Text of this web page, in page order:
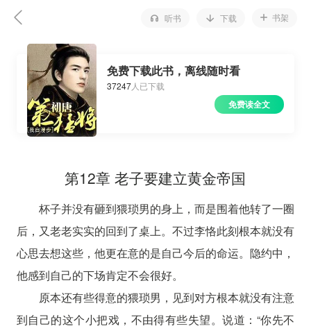
听书 下载 书架
免费下载此书，离线随时看
37247人已下载
免费读全文
第12章 老子要建立黄金帝国
杯子并没有砸到猥琐男的身上，而是围着他转了一圈
后，又老老实实的回到了桌上。不过李恪此刻根本就没有
心思去想这些，他更在意的是自己今后的命运。隐约中，
他感到自己的下场肯定不会很好。
原本还有些得意的猥琐男，见到对方根本就没有注意
到自己的这个小把戏，不由得有些失望。说道：“你先不